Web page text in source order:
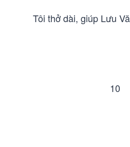
Tôi thở dài, giúp Lưu
10